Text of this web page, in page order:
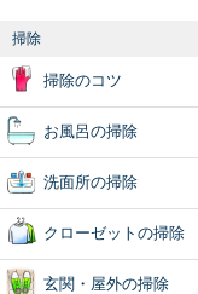
掃除
掃除のコツ
お風呂の掃除
洗面所の掃除
クローゼットの掃除
玄関・屋外の掃除